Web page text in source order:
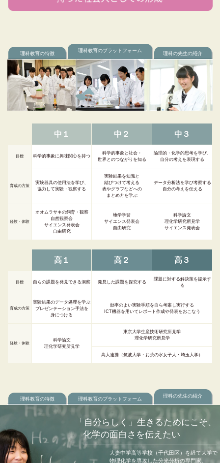
理科教育の特徴
理科教育のプラットフォーム
理科の先生の紹介
中１ 中２ 中３
目標 科学的事象に興味関心を持つ
科学的事象と社会・
世界とのつながりを知る
論理的・化学的思考を学び、
自分の考えを表現する
育成の方策
実験器具の使用法を学び、
協力して実験・観察する
実験結果を知識と
結びつけて考える
表やグラフなどへの
まとめ方を学ぶ
データ分析法を学び考察する
自分の考えを伝える
経験・体験
オオムラサキの飼育・観察
自然観察会
サイエンス発表会
自由研究
地学学習
サイエンス発表会
自由研究
科学論文
理化学研究所見学
サイエンス発表会
高１ 高２ 高３
目標 自らの課題を発見できる洞察 発見した課題を探究する
課題に対する解決策を提示す
る
育成の方策
実験結果のデータ処理を学ぶ
プレゼンテーション手法を
身につける
効率のよい実験手順を自ら考案し実行する
ICT機器を用いてレポート作成や発表をおこなう
経験・体験
科学論文
理化学研究所見学
東京大学生産技術研究所見学
理化学研究所見学
高大連携（筑波大学・お茶の水女子大・埼玉大学）
理科教育の特徴 理科教育のプラットフォーム
理科の先生の紹介
「自分らしく」生きるためにこそ、
化学の面白さを伝えたい
大妻中学高等学校（千代田区）を経て大学で
物理化学を専攻した分光分析の専門家。